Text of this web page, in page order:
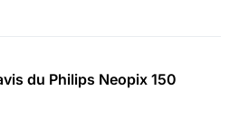
du Philips Neopix 150